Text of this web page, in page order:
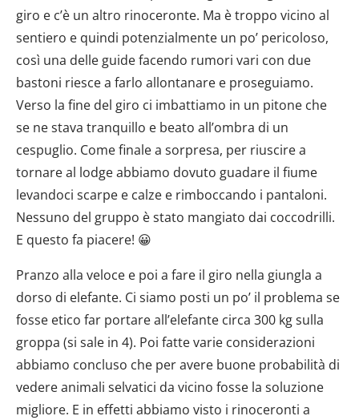
giro e c’è un altro rinoceronte. Ma è troppo vicino al
sentiero e quindi potenzialmente un po’ pericoloso,
così una delle guide facendo rumori vari con due
bastoni riesce a farlo allontanare e proseguiamo.
Verso la fine del giro ci imbattiamo in un pitone che
se ne stava tranquillo e beato all’ombra di un
cespuglio. Come finale a sorpresa, per riuscire a
tornare al lodge abbiamo dovuto guadare il fiume
levandoci scarpe e calze e rimboccando i pantaloni.
Nessuno del gruppo è stato mangiato dai coccodrilli.
E questo fa piacere! 😀
Pranzo alla veloce e poi a fare il giro nella giungla a
dorso di elefante. Ci siamo posti un po’ il problema se
fosse etico far portare all’elefante circa 300 kg sulla
groppa (si sale in 4). Poi fatte varie considerazioni
abbiamo concluso che per avere buone probabilità di
vedere animali selvatici da vicino fosse la soluzione
migliore. E in effetti abbiamo visto i rinoceronti a